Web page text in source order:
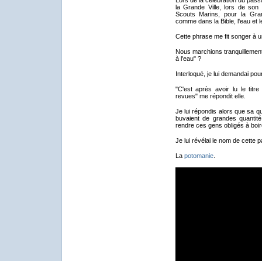
la Grande Ville, lors de son
Scouts Marins, pour la
comme dans la Bible, l'eau et
Cette phrase me fit songer à
Nous marchions
à l'eau" ?
Interloqué, je lui demandai
"C'est après avoir lu le
revues" me répondit elle.
Je lui répondis alors que sa
buvaient de grandes
rendre ces gens obligés à
Je lui révélai le nom de cette
La potomanie.